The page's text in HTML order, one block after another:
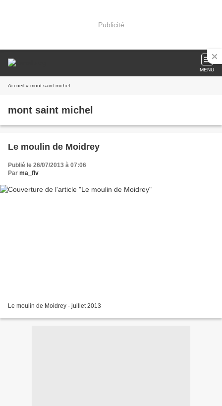
Publicité
MENU
Accueil » mont saint michel
mont saint michel
Le moulin de Moidrey
Publié le 26/07/2013 à 07:06
Par ma_flv
Le moulin de Moidrey - juillet 2013